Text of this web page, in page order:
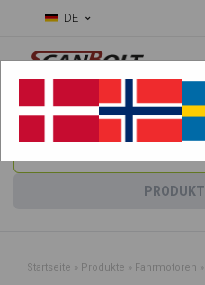
DE
Benötigen Sie Hilfe bei
Startseite » Produkte » Fahrmotoren »